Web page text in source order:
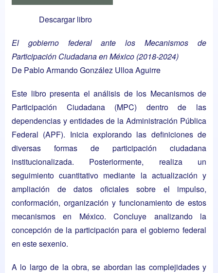
Descargar libro
El gobierno federal ante los Mecanismos de
Participación Ciudadana en México (2018-2024)
De Pablo Armando González Ulloa Aguirre
Este libro presenta el análisis de los Mecanismos de
Participación Ciudadana (MPC) dentro de las
dependencias y entidades de la Administración Pública
Federal (APF). Inicia explorando las definiciones de
diversas formas de participación ciudadana
institucionalizada. Posteriormente, realiza un
seguimiento cuantitativo mediante la actualización y
ampliación de datos oficiales sobre el impulso,
conformación, organización y funcionamiento de estos
mecanismos en México. Concluye analizando la
concepción de la participación para el gobierno federal
en este sexenio.
A lo largo de la obra, se abordan las complejidades y